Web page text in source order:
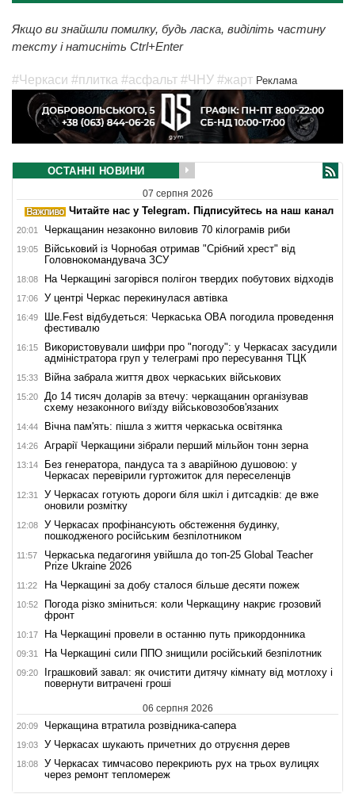
Якщо ви знайшли помилку, будь ласка, виділіть частину
тексту і натисніть Ctrl+Enter
#Черкаси #плитка #асфальт #ЧНУ #жарт Реклама
ОСТАННІ НОВИНИ
07 серпня 2026
Читайте нас у Telegram. Підписуйтесь на наш канал
20:01 Черкащанин незаконно виловив 70 кілограмів риби
19:05
Військовий із Чорнобая отримав "Срібний хрест" від
Головнокомандувача ЗСУ
18:08 На Черкащині загорівся полігон твердих побутових відходів
17:06 У центрі Черкас перекинулася автівка
16:49
Ше.Fest відбудеться: Черкаська ОВА погодила проведення
фестивалю
16:15
Використовували шифри про "погоду": у Черкасах засудили
адміністратора груп у телеграмі про пересування ТЦК
15:33 Війна забрала життя двох черкаських військових
15:20
До 14 тисяч доларів за втечу: черкащанин організував
схему незаконного виїзду військовозобов'язаних
14:44 Вічна пам'ять: пішла з життя черкаська освітянка
14:26 Аграрії Черкащини зібрали перший мільйон тонн зерна
13:14
Без генератора, пандуса та з аварійною душовою: у
Черкасах перевірили гуртожиток для переселенців
12:31
У Черкасах готують дороги біля шкіл і дитсадків: де вже
оновили розмітку
12:08
У Черкасах профінансують обстеження будинку,
пошкодженого російським безпілотником
11:57
Черкаська педагогиня увійшла до топ-25 Global Teacher
Prize Ukraine 2026
11:22 На Черкащині за добу сталося більше десяти пожеж
10:52
Погода різко зміниться: коли Черкащину накриє грозовий
фронт
10:17 На Черкащині провели в останню путь прикордонника
09:31 На Черкащині сили ППО знищили російський безпілотник
09:20
Іграшковий завал: як очистити дитячу кімнату від мотлоху і
повернути витрачені гроші
06 серпня 2026
20:09 Черкащина втратила розвідника-сапера
19:03 У Черкасах шукають причетних до отруєння дерев
18:08
У Черкасах тимчасово перекриють рух на трьох вулицях
через ремонт тепломереж